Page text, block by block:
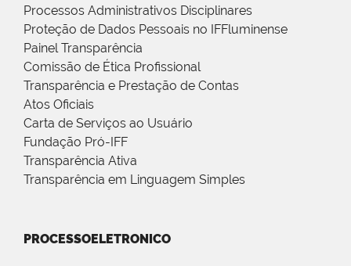
Processos Administrativos Disciplinares
Proteção de Dados Pessoais no IFFluminense
Painel Transparência
Comissão de Ética Profissional
Transparência e Prestação de Contas
Atos Oficiais
Carta de Serviços ao Usuário
Fundação Pró-IFF
Transparência Ativa
Transparência em Linguagem Simples
PROCESSOELETRONICO